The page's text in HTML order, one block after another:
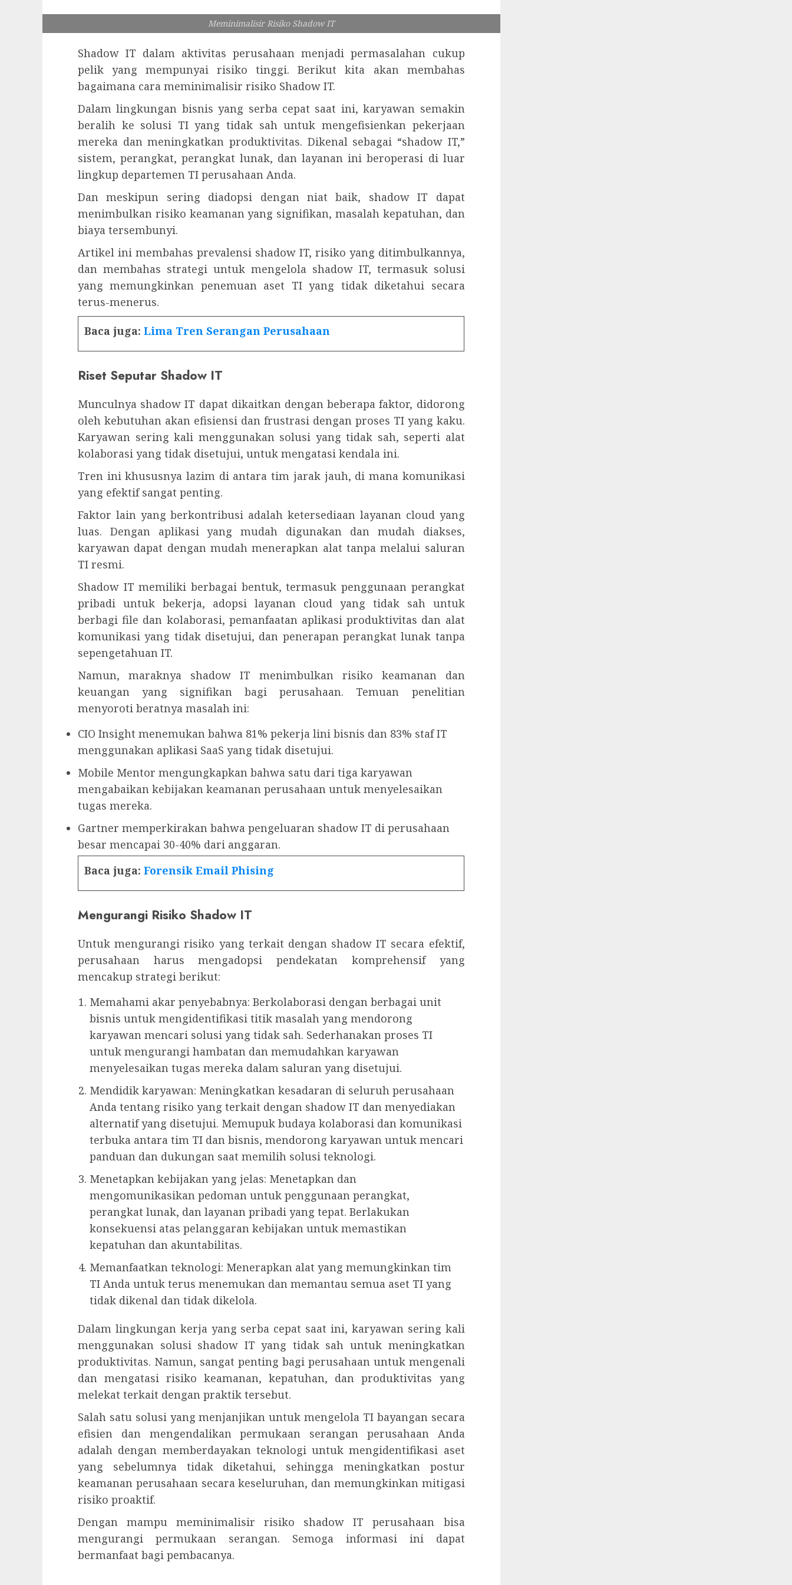
Meminimalisir Risiko Shadow IT
Shadow IT dalam aktivitas perusahaan menjadi permasalahan cukup
pelik yang mempunyai risiko tinggi. Berikut kita akan membahas
bagaimana cara meminimalisir risiko Shadow IT.
Dalam lingkungan bisnis yang serba cepat saat ini, karyawan semakin
beralih ke solusi TI yang tidak sah untuk mengefisienkan pekerjaan
mereka dan meningkatkan produktivitas. Dikenal sebagai “shadow IT,”
sistem, perangkat, perangkat lunak, dan layanan ini beroperasi di luar
lingkup departemen TI perusahaan Anda.
Dan meskipun sering diadopsi dengan niat baik, shadow IT dapat
menimbulkan risiko keamanan yang signifikan, masalah kepatuhan, dan
biaya tersembunyi.
Artikel ini membahas prevalensi shadow IT, risiko yang ditimbulkannya,
dan membahas strategi untuk mengelola shadow IT, termasuk solusi
yang memungkinkan penemuan aset TI yang tidak diketahui secara
terus-menerus.
Baca juga: Lima Tren Serangan Perusahaan
Riset Seputar Shadow IT
Munculnya shadow IT dapat dikaitkan dengan beberapa faktor, didorong
oleh kebutuhan akan efisiensi dan frustrasi dengan proses TI yang kaku.
Karyawan sering kali menggunakan solusi yang tidak sah, seperti alat
kolaborasi yang tidak disetujui, untuk mengatasi kendala ini.
Tren ini khususnya lazim di antara tim jarak jauh, di mana komunikasi
yang efektif sangat penting.
Faktor lain yang berkontribusi adalah ketersediaan layanan cloud yang
luas. Dengan aplikasi yang mudah digunakan dan mudah diakses,
karyawan dapat dengan mudah menerapkan alat tanpa melalui saluran
TI resmi.
Shadow IT memiliki berbagai bentuk, termasuk penggunaan perangkat
pribadi untuk bekerja, adopsi layanan cloud yang tidak sah untuk
berbagi file dan kolaborasi, pemanfaatan aplikasi produktivitas dan alat
komunikasi yang tidak disetujui, dan penerapan perangkat lunak tanpa
sepengetahuan IT.
Namun, maraknya shadow IT menimbulkan risiko keamanan dan
keuangan yang signifikan bagi perusahaan. Temuan penelitian
menyoroti beratnya masalah ini:
CIO Insight menemukan bahwa 81% pekerja lini bisnis dan 83% staf IT
menggunakan aplikasi SaaS yang tidak disetujui.
Mobile Mentor mengungkapkan bahwa satu dari tiga karyawan
mengabaikan kebijakan keamanan perusahaan untuk menyelesaikan
tugas mereka.
Gartner memperkirakan bahwa pengeluaran shadow IT di perusahaan
besar mencapai 30-40% dari anggaran.
Baca juga: Forensik Email Phising
Mengurangi Risiko Shadow IT
Untuk mengurangi risiko yang terkait dengan shadow IT secara efektif,
perusahaan harus mengadopsi pendekatan komprehensif yang
mencakup strategi berikut:
Memahami akar penyebabnya: Berkolaborasi dengan berbagai unit
bisnis untuk mengidentifikasi titik masalah yang mendorong
karyawan mencari solusi yang tidak sah. Sederhanakan proses TI
untuk mengurangi hambatan dan memudahkan karyawan
menyelesaikan tugas mereka dalam saluran yang disetujui.
Mendidik karyawan: Meningkatkan kesadaran di seluruh perusahaan
Anda tentang risiko yang terkait dengan shadow IT dan menyediakan
alternatif yang disetujui. Memupuk budaya kolaborasi dan komunikasi
terbuka antara tim TI dan bisnis, mendorong karyawan untuk mencari
panduan dan dukungan saat memilih solusi teknologi.
Menetapkan kebijakan yang jelas: Menetapkan dan
mengomunikasikan pedoman untuk penggunaan perangkat,
perangkat lunak, dan layanan pribadi yang tepat. Berlakukan
konsekuensi atas pelanggaran kebijakan untuk memastikan
kepatuhan dan akuntabilitas.
Memanfaatkan teknologi: Menerapkan alat yang memungkinkan tim
TI Anda untuk terus menemukan dan memantau semua aset TI yang
tidak dikenal dan tidak dikelola.
Dalam lingkungan kerja yang serba cepat saat ini, karyawan sering kali
menggunakan solusi shadow IT yang tidak sah untuk meningkatkan
produktivitas. Namun, sangat penting bagi perusahaan untuk mengenali
dan mengatasi risiko keamanan, kepatuhan, dan produktivitas yang
melekat terkait dengan praktik tersebut.
Salah satu solusi yang menjanjikan untuk mengelola TI bayangan secara
efisien dan mengendalikan permukaan serangan perusahaan Anda
adalah dengan memberdayakan teknologi untuk mengidentifikasi aset
yang sebelumnya tidak diketahui, sehingga meningkatkan postur
keamanan perusahaan secara keseluruhan, dan memungkinkan mitigasi
risiko proaktif.
Dengan mampu meminimalisir risiko shadow IT perusahaan bisa
mengurangi permukaan serangan. Semoga informasi ini dapat
bermanfaat bagi pembacanya.